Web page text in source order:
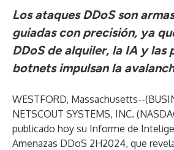
Los ataques DDoS son
guiadas con precisión, ya
DDoS de alquiler, la IA y las
botnets impulsan la
WESTFORD, Massachusetts--(
NETSCOUT SYSTEMS, INC.
publicado hoy su Informe de
Amenazas DDoS 2H2024, que